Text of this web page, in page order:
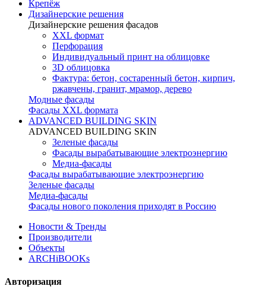
Крепёж
Дизайнерские решения
Дизайнерские решения фасадов
XXL формат
Перфорация
Индивидуальный принт на облицовке
3D облицовка
Фактура: бетон, состаренный бетон, кирпич,
ржавчены, гранит, мрамор, дерево
Модные фасады
Фасады XXL формата
ADVANCED BUILDING SKIN
ADVANCED BUILDING SKIN
Зеленые фасады
Фасады вырабатывающие электроэнергию
Медиа-фасады
Фасады вырабатывающие электроэнергию
Зеленые фасады
Медиа-фасады
Фасады нового поколения приходят в Россию
Новости & Тренды
Производители
Объекты
ARCHiBOOKs
Авторизация